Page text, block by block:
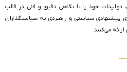
تولیدات خود را با نگاهی دقیق و فنی در قالب
پیشنهادی سیاستی و راهبردی به سیاستگذاران
می‌کنند.